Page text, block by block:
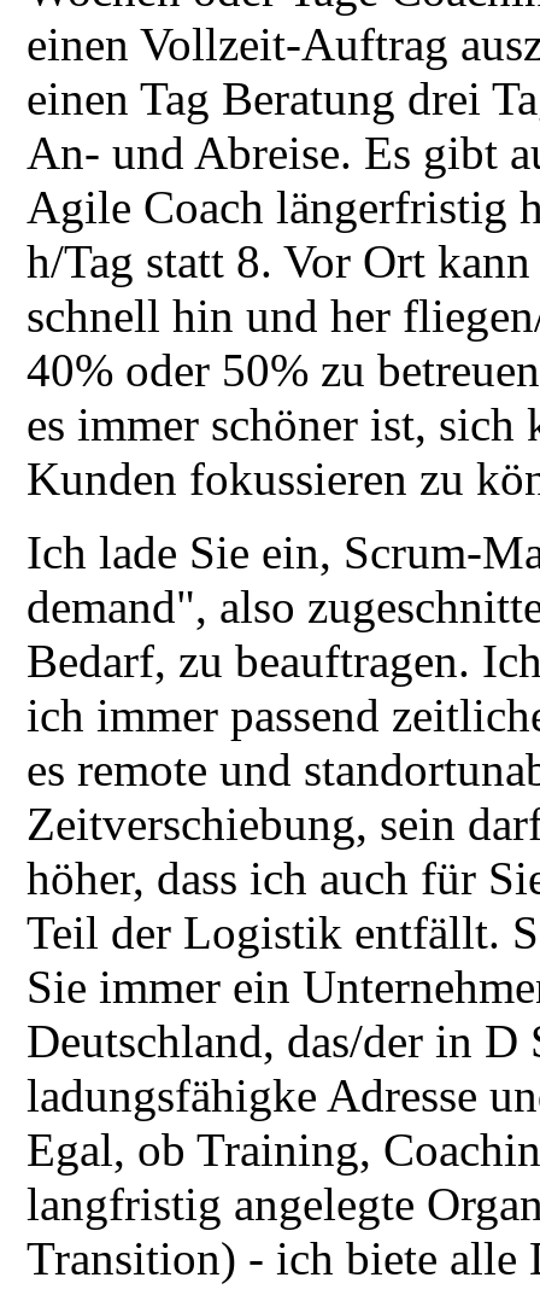
einen Vollzeit-Auftrag
einen Tag Beratung drei
An- und Abreise. Es gibt
Agile Coach längerfristig
h/Tag statt 8. Vor Ort
schnell hin und her
40% oder 50% zu
es immer schöner ist,
Kunden fokussieren zu
Ich lade Sie ein, Scrum-
demand", also
Bedarf, zu beauftragen.
ich immer passend
es remote und
Zeitverschiebung, sein
höher, dass ich auch für
Teil der Logistik entfällt.
Sie immer ein
Deutschland, das/der in D
ladungsfähigke Adresse
Egal, ob Training,
langfristig angelegte
Transition) - ich biete alle